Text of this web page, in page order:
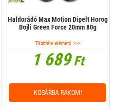
Haldorádó Max Motion Dipelt Horog
Bojli Green Force 20mm 80g
Többféle elérhető >>>
1 689Ft
KOSÁRBA RAKOM!